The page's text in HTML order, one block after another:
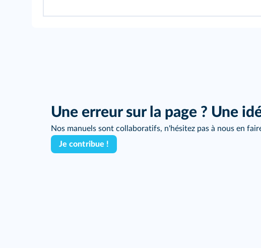
Une erreur sur la page ? Une
Nos manuels sont collaboratifs, n'hésitez pas à nous en
Je contribue !